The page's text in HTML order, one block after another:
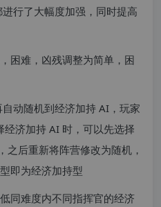
行了大幅度加强，同时提高
困难，凶残调整为简单，困
动随机到经济加持 AI，玩家
济加持 AI 时，可以先选择
后重新将阵营修改为随机，
即为经济加持型
同难度内不同指挥官的经济